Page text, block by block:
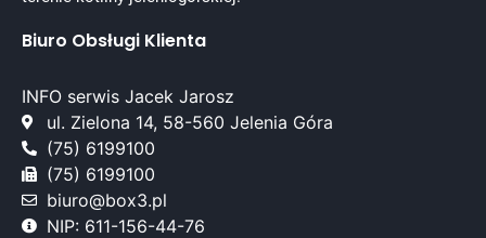
Biuro Obsługi Klienta
INFO serwis Jacek Jarosz
ul. Zielona 14, 58-560 Jelenia Góra
(75) 6199100
(75) 6199100
biuro@box3.pl
NIP: 611-156-44-76